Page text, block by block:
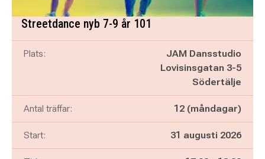
Streetdance nyb 7-9 år 101
Plats:
JAM Dansstudio
Lovisinsgatan 3-5
Södertälje
Antal träffar: 12 (måndagar)
Start: 31 augusti 2026